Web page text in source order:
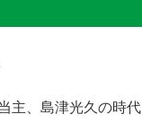
主、島津光久の時